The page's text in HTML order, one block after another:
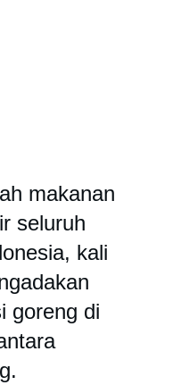
makanan
seluruh
kali
goreng di